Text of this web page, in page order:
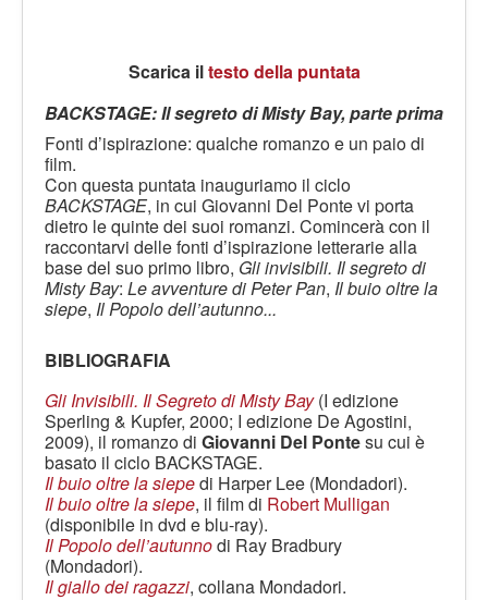
Scarica iltesto della puntata
BACKSTAGE: Il segreto di Misty Bay, parte prima
Fonti d’ispirazione: qualche romanzo e un paio di
film.
Con questa puntata inauguriamo il ciclo
BACKSTAGE, in cui Giovanni Del Ponte vi porta
dietro le quinte dei suoi romanzi. Comincerà con il
raccontarvi delle fonti d’ispirazione letterarie alla
base del suo primo libro, Gli invisibili. Il segreto di
Misty Bay: Le avventure di Peter Pan, Il buio oltre la
siepe, Il Popolo dell’autunno...
BIBLIOGRAFIA
Gli Invisibili. Il Segreto di Misty Bay(I edizione
Sperling & Kupfer, 2000; I edizione De Agostini,
2009), il romanzo di Giovanni Del Pontesu cui è
basato il ciclo BACKSTAGE.
Il buio oltre la siepedi Harper Lee (Mondadori).
Il buio oltre la siepe, il film di Robert Mulligan
(disponibile in dvd e blu-ray).
Il Popolo dell’autunnodi Ray Bradbury
(Mondadori).
Il giallo dei ragazzi, collana Mondadori.